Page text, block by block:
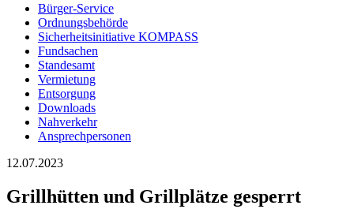
Bürger-Service
Ordnungsbehörde
Sicherheitsinitiative KOMPASS
Fundsachen
Standesamt
Vermietung
Entsorgung
Downloads
Nahverkehr
Ansprechpersonen
12.07.2023
Grillhütten und Grillplätze gesperrt